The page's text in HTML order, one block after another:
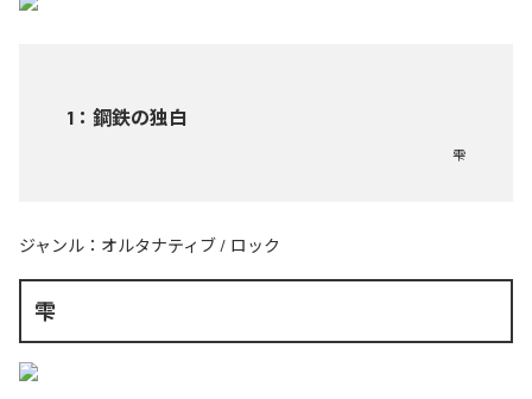
1 ： 鋼鉄の独白
雫
ジャンル： オルタナティブ / ロック
雫